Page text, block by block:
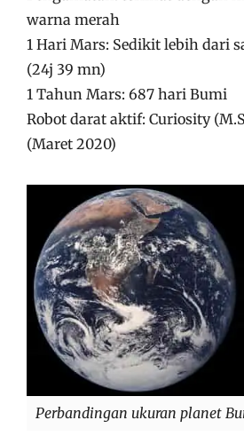
warna merah
1 Hari Mars: Sedikit lebih dari
(24j 39 mn)
1 Tahun Mars: 687 hari Bumi
Robot darat aktif: Curiosity
(Maret 2020)
Perbandingan ukuran planet